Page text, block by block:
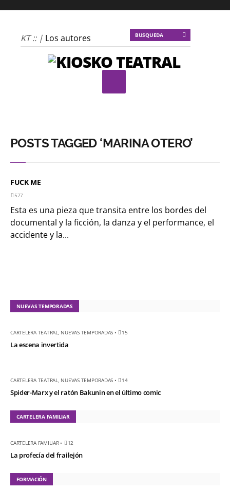
KT :: | Los autores
materiales
Dulce
locura para la
Mnemosine
KT :: |
frailejón
KT :: |Spider-Marx y
el ratón Bakunin en el
Distopías y sociedad
de 2026
dramaturgia / 16 de
agosto de 2026
KT :: |XV Festival
Internacional de
Teatro Rosa
POSTS TAGGED ‘MARINA OTERO’
FUCK ME
577
Esta es una pieza que transita entre los bordes del
documental y la ficción, la danza y el performance, el
accidente y la...
NUEVAS TEMPORADAS
CARTELERA TEATRAL, NUEVAS TEMPORADAS • 15
La escena invertida
CARTELERA TEATRAL, NUEVAS TEMPORADAS • 14
Spider-Marx y el ratón Bakunin en el último comic
CARTELERA FAMILIAR
CARTELERA FAMILIAR• 12
La profecía del frailejón
FORMACIÓN